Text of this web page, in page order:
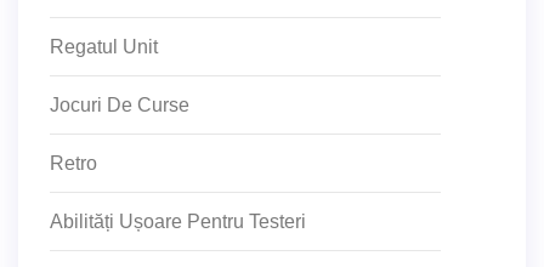
Regatul Unit
Jocuri De Curse
Retro
Abilități Ușoare Pentru Testeri